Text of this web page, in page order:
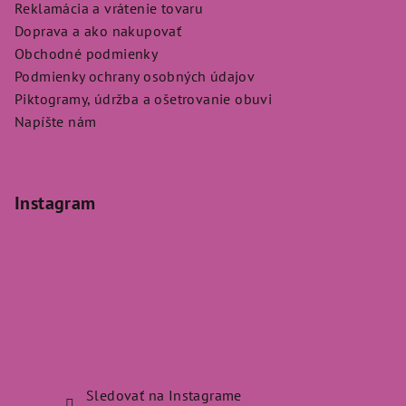
Reklamácia a vrátenie tovaru
Doprava a ako nakupovať
Obchodné podmienky
Podmienky ochrany osobných údajov
Piktogramy, údržba a ošetrovanie obuvi
Napíšte nám
Instagram
Sledovať na Instagrame